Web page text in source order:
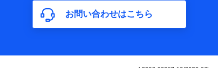
構成、住所、dポイント残高、dポイント利用履歴などが
含まれます。
利用情報
お問い合わせはこちら